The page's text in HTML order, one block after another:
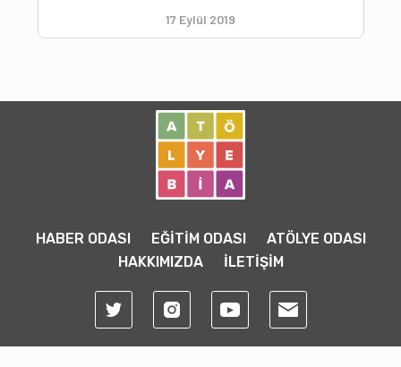
17 Eylül 2019
HABER ODASI EĞİTİM ODASI
ATÖLYE ODASI
HAKKIMIZDA
İLETİŞİM